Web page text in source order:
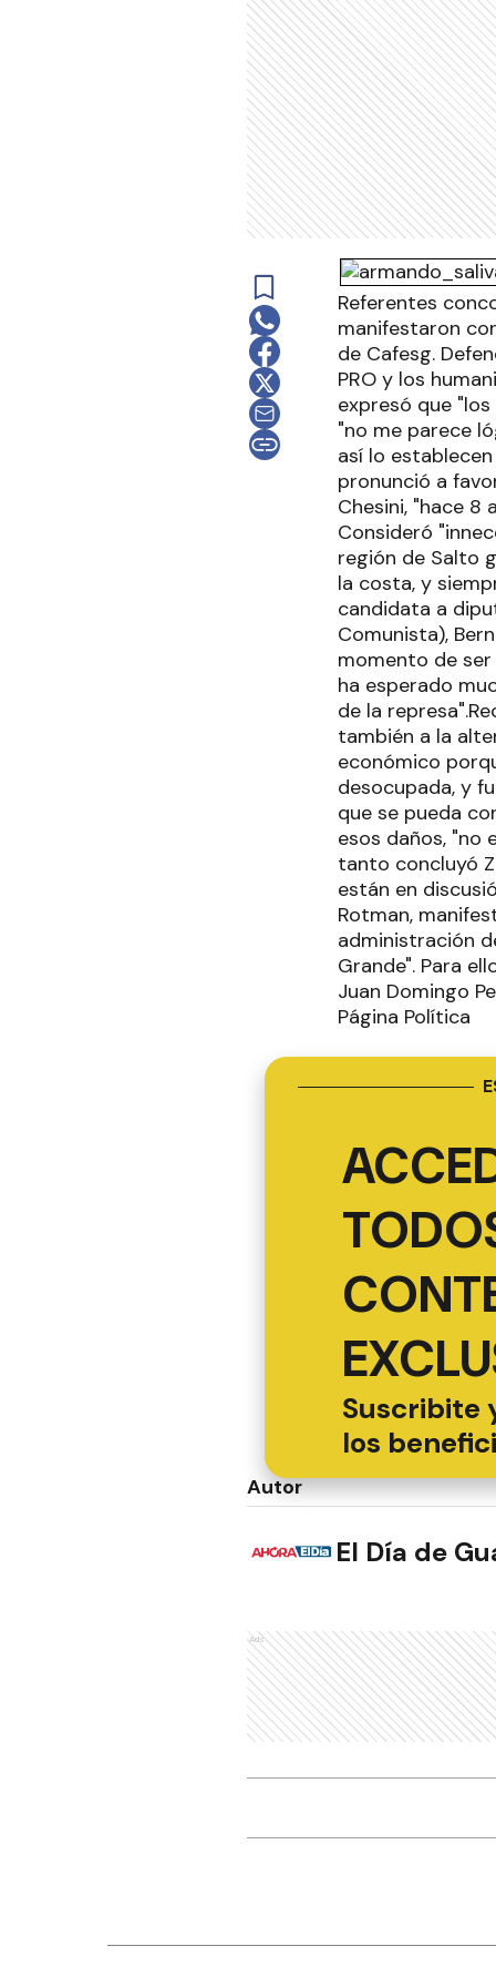
Referentes
manifestaron
de Cafesg.
PRO y los
expresó que
"no me parece
así lo
pronunció a
Chesini, "hace 8
Consideró
región de Salto
la costa, y
candidata a
Comunista),
momento de
ha esperado
de la
también a la
económico
desocupada, y
que se pueda
esos daños, "no
tanto concluyó
están en
Rotman,
administración
Grande". Para
Juan Domingo
Página Política
Suscribite
los
Autor
El Día de
Ads